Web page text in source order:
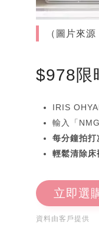
（圖片來
$978限
IRIS
輸入「
每分鐘拍
輕鬆清除床
立即選
資料由客戶提供